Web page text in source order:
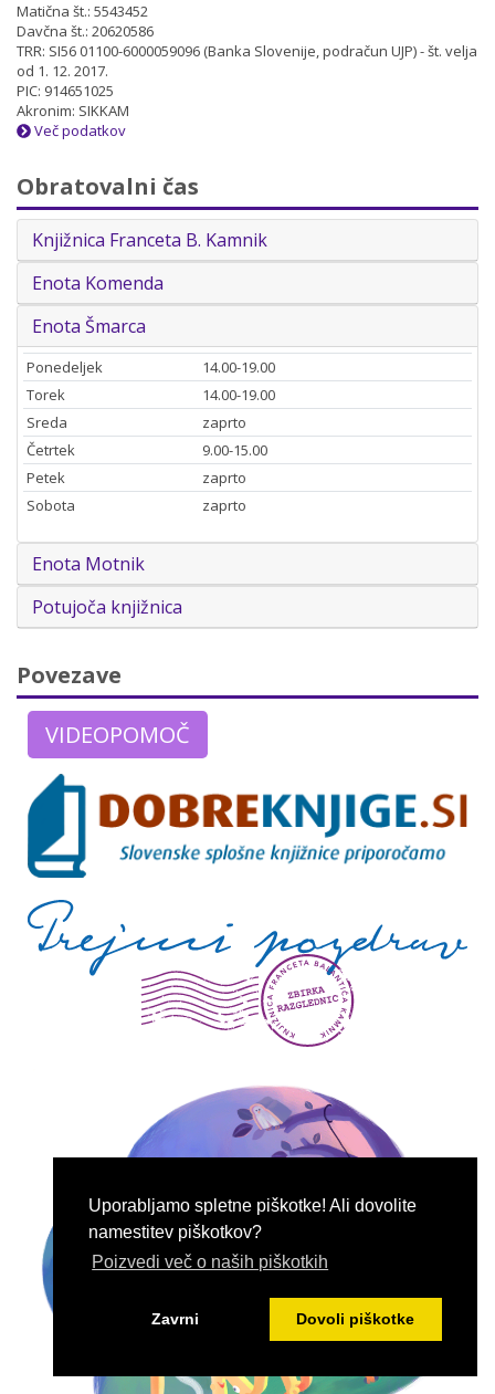
Matična št.: 5543452
Davčna št.: 20620586
TRR: SI56 01100-6000059096 (Banka Slovenije, podračun UJP) - št. velja
od 1. 12. 2017.
PIC: 914651025
Akronim: SIKKAM
Več podatkov
Obratovalni čas
Knjižnica Franceta B. Kamnik
Enota Komenda
Enota Šmarca
Ponedeljek
14.00-19.00
Torek
14.00-19.00
Sreda
zaprto
Četrtek
9.00-15.00
Petek
zaprto
Sobota
zaprto
Enota Motnik
Potujoča knjižnica
Povezave
VIDEOPOMOČ
Uporabljamo spletne piškotke! Ali dovolite
namestitev piškotkov?
Poizvedi več o naših piškotkih
Zavrni Dovoli piškotke